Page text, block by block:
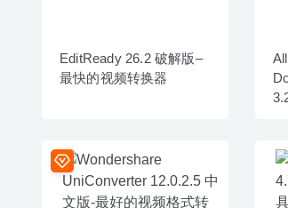
EditReady 26.2 破解版–
最快的视频转换器